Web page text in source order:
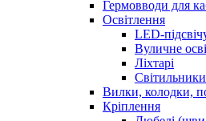
Гермовводи для
Освітлення
LED-
Вуличне
Ліхтарі
Світильники
Вилки, колодки,
Кріплення